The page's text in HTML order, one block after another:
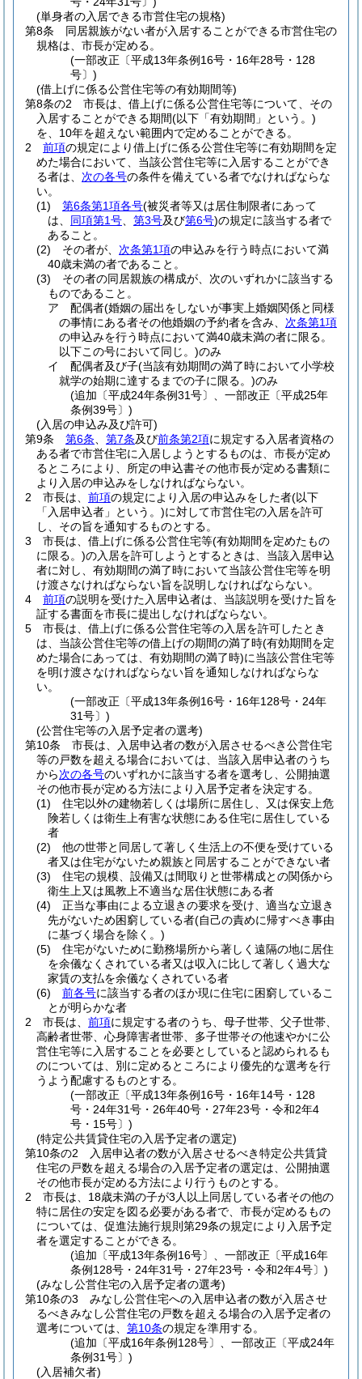
(単身者の入居できる市営住宅の規格)
第8条
同居親族がない者が入居することができる市営住宅の
規格は、市長が定める。
(一部改正〔平成13年条例16号・16年28号・128
号〕)
(借上げに係る公営住宅等の有効期間等)
第8条の2
市長は、借上げに係る公営住宅等について、その
入居することができる期間(以下「有効期間」という。)
を、10年を超えない範囲内で定めることができる。
2
前項の規定により借上げに係る公営住宅等に有効期間を定
めた場合において、当該公営住宅等に入居することができ
る者は、 次の各号の条件を備えている者でなければならな
い。
(1)
第6条第1項各号(被災者等又は居住制限者にあって
は、 同項第1号 第3号及び第6号)の規定に該当する者で
あること。
(2)
その者が、 次条第1項の申込みを行う時点において満
40歳未満の者であること。
(3)
その者の同居親族の構成が、次のいずれかに該当する
ものであること。
ア
配偶者(婚姻の届出をしないが事実上婚姻関係と同様
の事情にある者その他婚姻の予約者を含み、 次条第1項
の申込みを行う時点において満40歳未満の者に限る。
以下この号において同じ。)のみ
イ
配偶者及び子(当該有効期間の満了時において小学校
就学の始期に達するまでの子に限る。)のみ
(追加〔平成24年条例31号〕、一部改正〔平成25年
条例39号〕)
(入居の申込み及び許可)
第9条
第6条 第7条及び前条第2項に規定する入居者資格の
ある者で市営住宅に入居しようとするものは、市長が定め
るところにより、所定の申込書その他市長が定める書類に
より入居の申込みをしなければならない。
2
市長は、 前項の規定により入居の申込みをした者(以下
「入居申込者」という。)に対して市営住宅の入居を許可
し、その旨を通知するものとする。
3
市長は、借上げに係る公営住宅等(有効期間を定めたもの
に限る。)の入居を許可しようとするときは、当該入居申込
者に対し、有効期間の満了時において当該公営住宅等を明
け渡さなければならない旨を説明しなければならない。
4
前項の説明を受けた入居申込者は、当該説明を受けた旨を
証する書面を市長に提出しなければならない。
5
市長は、借上げに係る公営住宅等の入居を許可したとき
は、当該公営住宅等の借上げの期間の満了時(有効期間を定
めた場合にあっては、有効期間の満了時)に当該公営住宅等
を明け渡さなければならない旨を通知しなければならな
い。
(一部改正〔平成13年条例16号・16年128号・24年
31号〕)
(公営住宅等の入居予定者の選考)
第10条
市長は、入居申込者の数が入居させるべき公営住宅
等の戸数を超える場合においては、当該入居申込者のうち
から次の各号のいずれかに該当する者を選考し、公開抽選
その他市長が定める方法により入居予定者を決定する。
(1)
住宅以外の建物若しくは場所に居住し、又は保安上危
険若しくは衛生上有害な状態にある住宅に居住している
者
(2)
他の世帯と同居して著しく生活上の不便を受けている
者又は住宅がないため親族と同居することができない者
(3)
住宅の規模、設備又は間取りと世帯構成との関係から
衛生上又は風教上不適当な居住状態にある者
(4)
正当な事由による立退きの要求を受け、適当な立退き
先がないため困窮している者(自己の責めに帰すべき事由
に基づく場合を除く。)
(5)
住宅がないために勤務場所から著しく遠隔の地に居住
を余儀なくされている者又は収入に比して著しく過大な
家賃の支払を余儀なくされている者
(6)
前各号に該当する者のほか現に住宅に困窮しているこ
とが明らかな者
2
市長は、 前項に規定する者のうち、母子世帯、父子世帯、
高齢者世帯、心身障害者世帯、多子世帯その他速やかに公
営住宅等に入居することを必要としていると認められるも
のについては、別に定めるところにより優先的な選考を行
うよう配慮するものとする。
(一部改正〔平成13年条例16号・16年14号・128
号・24年31号・26年40号・27年23号・令和2年4
号・15号〕)
(特定公共賃貸住宅の入居予定者の選定)
第10条の2
入居申込者の数が入居させるべき特定公共賃貸
住宅の戸数を超える場合の入居予定者の選定は、公開抽選
その他市長が定める方法により行うものとする。
2
市長は、18歳未満の子が3人以上同居している者その他の
特に居住の安定を図る必要がある者で、市長が定めるもの
については、促進法施行規則第29条の規定により入居予定
者を選定することができる。
(追加〔平成13年条例16号〕、一部改正〔平成16年
条例128号・24年31号・27年23号・令和2年4号〕)
(みなし公営住宅の入居予定者の選考)
第10条の3
みなし公営住宅への入居申込者の数が入居させ
るべきみなし公営住宅の戸数を超える場合の入居予定者の
選考については、 第10条の規定を準用する。
(追加〔平成16年条例128号〕、一部改正〔平成24年
条例31号〕)
(入居補欠者)